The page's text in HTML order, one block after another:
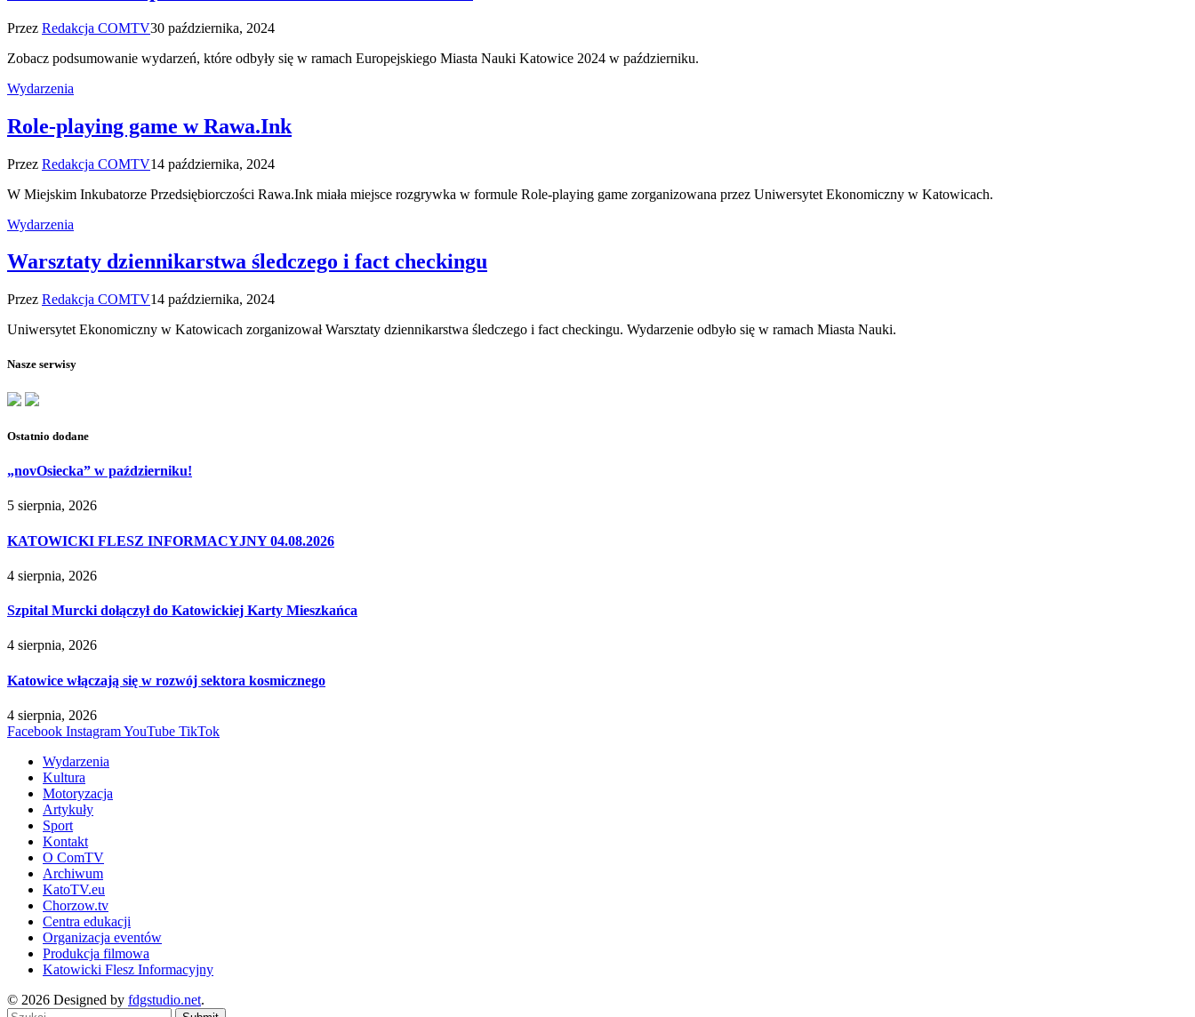
Przez Redakcja COMTV30 października, 2024
Zobacz podsumowanie wydarzeń, które odbyły się w ramach Europejskiego Miasta Nauki Katowice 2024 w październiku.
Wydarzenia
Role-playing game w Rawa.Ink
Przez Redakcja COMTV14 października, 2024
W Miejskim Inkubatorze Przedsiębiorczości Rawa.Ink miała miejsce rozgrywka w formule Role-playing game zorganizowana przez Uniwersytet Ekonomiczny w Katowicach.
Wydarzenia
Warsztaty dziennikarstwa śledczego i fact checkingu
Przez Redakcja COMTV14 października, 2024
Uniwersytet Ekonomiczny w Katowicach zorganizował Warsztaty dziennikarstwa śledczego i fact checkingu. Wydarzenie odbyło się w ramach Miasta Nauki.
Nasze serwisy
Ostatnio dodane
„novOsiecka” w październiku!
5 sierpnia, 2026
KATOWICKI FLESZ INFORMACYJNY 04.08.2026
4 sierpnia, 2026
Szpital Murcki dołączył do Katowickiej Karty Mieszkańca
4 sierpnia, 2026
Katowice włączają się w rozwój sektora kosmicznego
4 sierpnia, 2026
Facebook InstagramYouTube TikTok
Wydarzenia
Kultura
Motoryzacja
Artykuły
Sport
Kontakt
O ComTV
Archiwum
KatoTV.eu
Chorzow.tv
Centra edukacji
Organizacja eventów
Produkcja filmowa
Katowicki Flesz Informacyjny
© 2026 Designed by fdgstudio.net.